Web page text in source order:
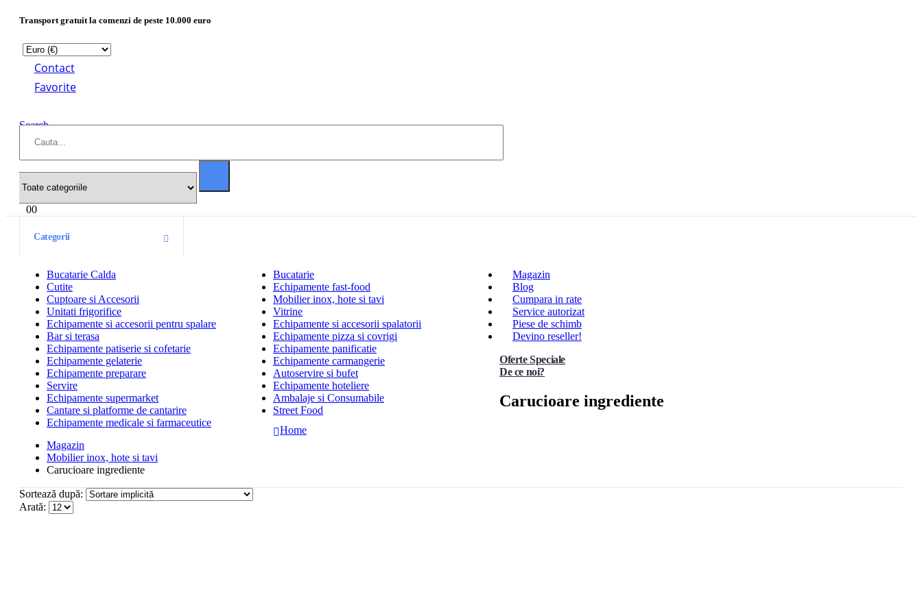
Transport gratuit la comenzi de peste 10.000 euro
Contact
Favorite
Search
00
Categorii
Bucatarie Calda
Bucatarie
Cutite
Echipamente fast-food
Cuptoare si Accesorii
Mobilier inox, hote si tavi
Unitati frigorifice
Vitrine
Echipamente si accesorii pentru spalare
Echipamente si accesorii spalatorii
Bar si terasa
Echipamente pizza si covrigi
Echipamente patiserie si cofetarie
Echipamente panificatie
Echipamente gelaterie
Echipamente carmangerie
Echipamente preparare
Autoservire si bufet
Servire
Echipamente hoteliere
Echipamente supermarket
Ambalaje si Consumabile
Cantare si platforme de cantarire
Street Food
Echipamente medicale si farmaceutice
Magazin
Blog
Cumpara in rate
Service autorizat
Piese de schimb
Devino reseller!
Oferte Speciale
De ce noi?
Carucioare ingrediente
Home
Magazin
Mobilier inox, hote si tavi
Carucioare ingrediente
Sortează după:
Arată: